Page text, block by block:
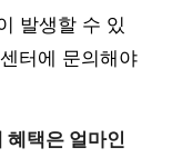
발생할 수 있
터에 문의해야
혜택은 얼마인